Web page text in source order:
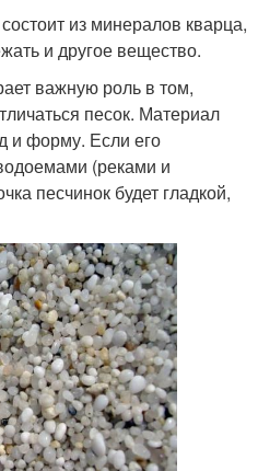
из минералов кварца,
и другое вещество.
важную роль в том,
песок. Материал
и форму. Если его
(реками и
песчинок будет гладкой,